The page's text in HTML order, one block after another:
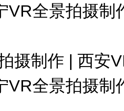
VR全景拍摄制
摄制作 | 西安
VR全景拍摄制